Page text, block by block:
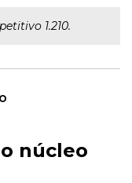
1.210.
núcleo